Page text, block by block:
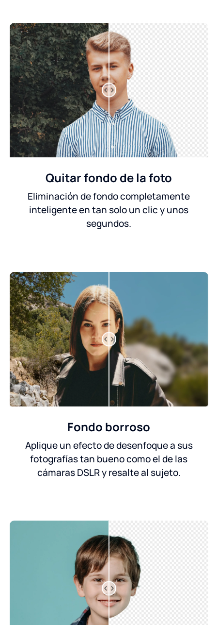
Quitar fondo de la foto
Eliminación de fondo completamente
inteligente en tan solo un clic y unos
segundos.
Fondo borroso
Aplique un efecto de desenfoque a sus
fotografías tan bueno como el de las
cámaras DSLR y resalte al sujeto.